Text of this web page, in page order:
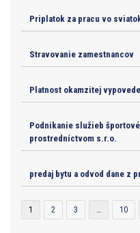
Priplatok za pracu vo
Stravovanie zamestnancov
Platnost okamzitej
Podnikanie služieb
prostredníctvom s.r.o.
predaj bytu a odvod dane z
1 2 3 … 10